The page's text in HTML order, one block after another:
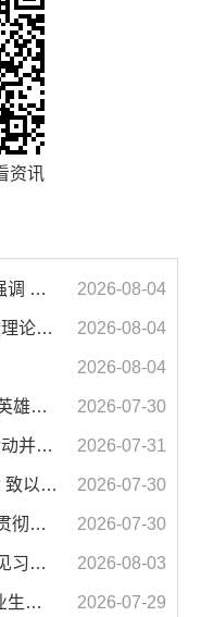
资讯
汪华东在全市季度工作会议上强调 锚定打好“三仗”任务和年度预期目标不动摇 在全市上下掀起比学赶超争先进位的攻坚热潮 2026-08-04
市政府2026年第14次党组会 暨理论学习中心组学习会议召开 蒋曦主持会议并讲话 2026-08-04
2026-08-04
汪华东蒋曦会见淮北舰和“攻坚英雄连”官兵代表 2026-07-30
汪华东开展夏季“送清凉”慰问活动并调研专门教育工作 落实落细防暑降温措施 用心用情关爱一线职工 2026-07-31
市领导开展“八一”走访慰问活动 致以节日问候 畅叙鱼水深情 2026-07-30
市委常委会会议强调 深入学习贯彻习近平总书记重要讲话指示精神 高质量推进城市更新 不断提升本质安全水平 汪华东主持会议 2026-07-30
2026年淮北市市本级招募就业见习人员公告 2026-08-03
蒋曦在调研督导矿山和铸造企业生态环境保护工作时强调 以整改实效推动绿色转型发展 2026-07-29